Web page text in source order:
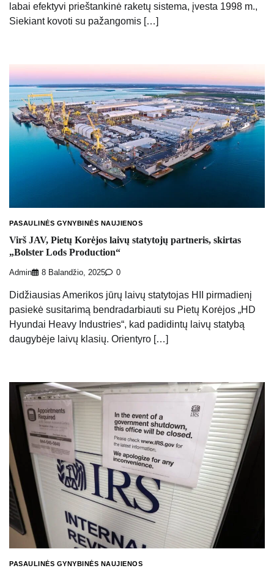
labai efektyvi prieštankinė raketų sistema, įvesta 1998 m.,
Siekiant kovoti su pažangomis […]
PASAULINĖS GYNYBINĖS NAUJIENOS
Virš JAV, Pietų Korėjos laivų statytojų partneris, skirtas
„Bolster Lods Production“
Admin 8 Balandžio, 2025 0
Didžiausias Amerikos jūrų laivų statytojas HII pirmadienį
pasiekė susitarimą bendradarbiauti su Pietų Korėjos „HD
Hyundai Heavy Industries“, kad padidintų laivų statybą
daugybėje laivų klasių. Orientyro […]
PASAULINĖS GYNYBINĖS NAUJIENOS